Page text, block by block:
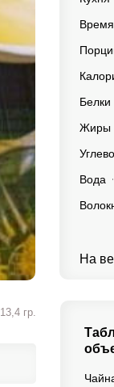
Время
Белки
Жиры
Вода
На
гр.